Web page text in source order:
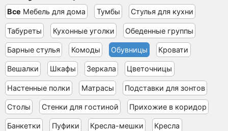
Все Мебель для дома Тумбы Стулья для кухни
Табуреты Кухонные уголки Обеденные группы
Барные стулья Комоды Обувницы Кровати
Вешалки Шкафы Зеркала Цветочницы
Настенные полки Матрасы Подставки для зонтов
Столы Стенки для гостиной Прихожие в коридор
Банкетки Пуфики Кресла-мешки Кресла